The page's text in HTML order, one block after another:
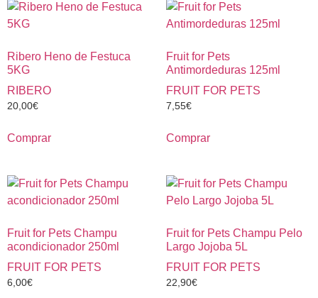
Ribero Heno de Festuca
5KG
RIBERO
20,00€
Comprar
Fruit for Pets
Antimordeduras 125ml
FRUIT FOR PETS
7,55€
Comprar
Fruit for Pets Champu
acondicionador 250ml
FRUIT FOR PETS
6,00€
Fruit for Pets Champu Pelo
Largo Jojoba 5L
FRUIT FOR PETS
22,90€